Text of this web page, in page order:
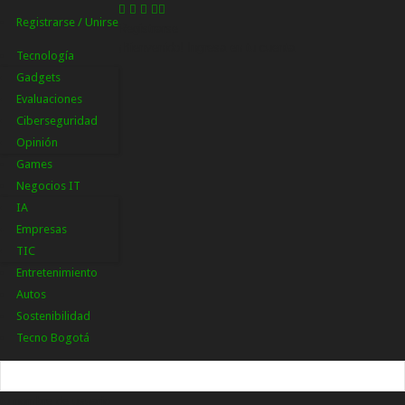
Registrarse / Unirse
Tecnología
Gadgets
Evaluaciones
Ciberseguridad
Opinión
Games
Negocios IT
IA
Empresas
TIC
Entretenimiento
Autos
Sostenibilidad
Tecno Bogotá